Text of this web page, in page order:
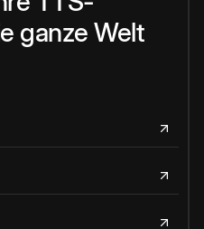
ganze Welt